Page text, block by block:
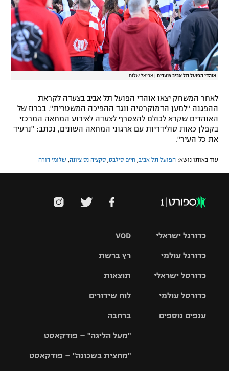
אוהדי הפועל תל אביב צועדים אריאל שלום
לאחר המשחק יצאו אוהדי הפועל תל אביב בצעדה לקראת
ההפגנה "למען הדמוקרטיה ונגד ההפיכה המשטרית". בכרוז של
האוהדים שקרא לכולם להצטרף לצעדה לאירוע המחאה המרכזי
בקפלן כאות סולידריות עם ארגוני המחאה השונים, נכתב: "נרעיד
את כל העיר".
עוד באותו נושא: הפועל תל אביב חיים סילבס סקציה נס ציונה שלומי דורה
VOD
רץ ברשת
תוצאות
לוח שידורים
ברחבה
"מעל הליגה" – פודקאסט
"מחצית בשכונה" – פודקאסט
כדורגל ישראלי
גביע הטוטו
כדורגל עולמי
האלופות
ליגה
כדורסל ישראלי
סל
כדורסל עולמי
ענפים נוספים